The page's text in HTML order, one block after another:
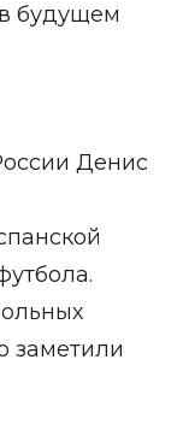
будущем
Денис
заметили